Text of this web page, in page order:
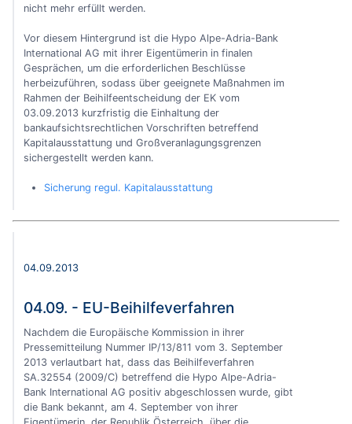
nicht mehr erfüllt werden.
Vor diesem Hintergrund ist die Hypo Alpe-Adria-Bank
International AG mit ihrer Eigentümerin in finalen
Gesprächen, um die erforderlichen Beschlüsse
herbeizuführen, sodass über geeignete Maßnahmen im
Rahmen der Beihilfeentscheidung der EK vom
03.09.2013 kurzfristig die Einhaltung der
bankaufsichtsrechtlichen Vorschriften betreffend
Kapitalausstattung und Großveranlagungsgrenzen
sichergestellt werden kann.
Sicherung regul. Kapitalausstattung
04.09.2013
04.09. - EU-Beihilfeverfahren
Nachdem die Europäische Kommission in ihrer
Pressemitteilung Nummer IP/13/811 vom 3. September
2013 verlautbart hat, dass das Beihilfeverfahren
SA.32554 (2009/C) betreffend die Hypo Alpe-Adria-
Bank International AG positiv abgeschlossen wurde, gibt
die Bank bekannt, am 4. September von ihrer